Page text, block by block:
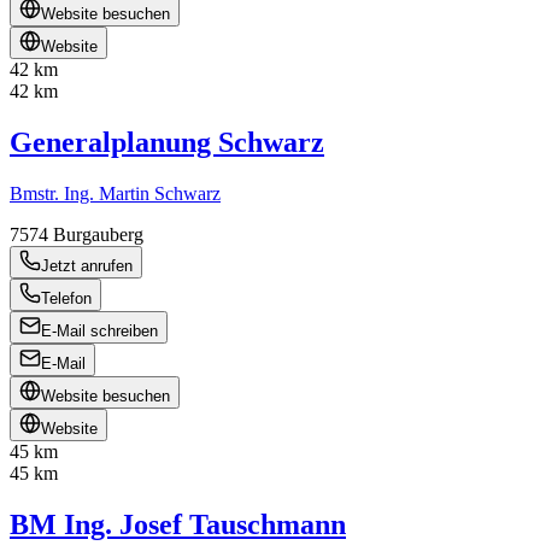
Website besuchen
Website
42 km
42 km
Generalplanung Schwarz
Bmstr. Ing. Martin Schwarz
7574 Burgauberg
Jetzt anrufen
Telefon
E-Mail schreiben
E-Mail
Website besuchen
Website
45 km
45 km
BM Ing. Josef Tauschmann